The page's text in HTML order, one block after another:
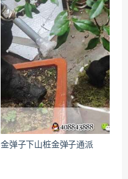
金弹子下山桩金弹子通派